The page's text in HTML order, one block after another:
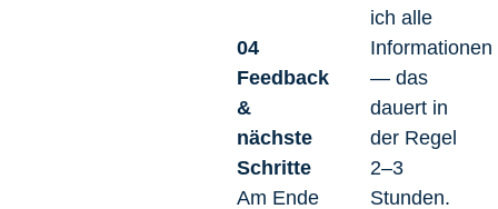
04
Feedback
&
nächste
Schritte
Am Ende
ich alle
Informationen
— das
dauert in
der Regel
2–3
Stunden.